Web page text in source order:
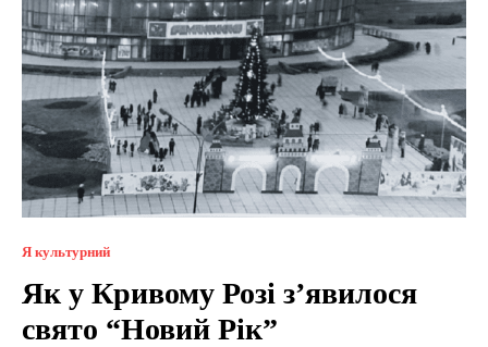
Я культурний
Як у Кривому Розі з’явилося
свято “Новий Рік”